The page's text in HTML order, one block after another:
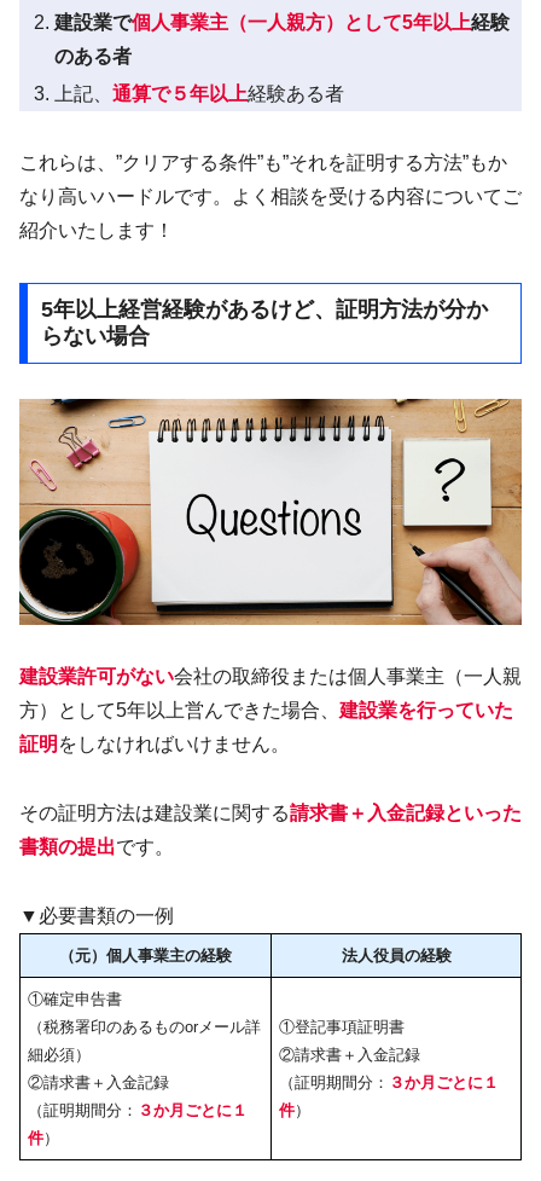
建設業で個人事業主（一人親方）として5年以上経験
のある者
上記、通算で５年以上経験ある者
これらは、”クリアする条件”も”それを証明する方法”もか
なり高いハードルです。よく相談を受ける内容についてご
紹介いたします！
5年以上経営経験があるけど、証明方法が分か
らない場合
建設業許可がない会社の取締役または個人事業主（一人親
方）として5年以上営んできた場合、 建設業を行っていた
証明 をしなければいけません。
その証明方法は建設業に関する請求書＋入金記録といった
書類の提出です。
▼必要書類の一例
（元）個人事業主の経験 法人役員の経験
①確定申告書
（税務署印のあるものorメール詳
細必須）
②請求書＋入金記録
（証明期間分： ３か月ごとに１
件）
①登記事項証明書
②請求書＋入金記録
（証明期間分： ３か月ごとに１
件）